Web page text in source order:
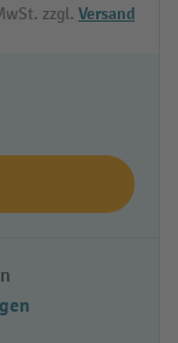
zzgl. Versand